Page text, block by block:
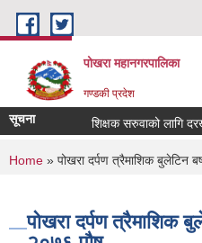
Skip to main content
पोखरा महानगरपालिका
गण्डकी प्रदेश
सूचना शिक्षक सरुवाको लागि
You are here
Home » पोखरा दर्पण त्रैमाशिक बुलेटिन
पोखरा दर्पण त्रैमाशिक